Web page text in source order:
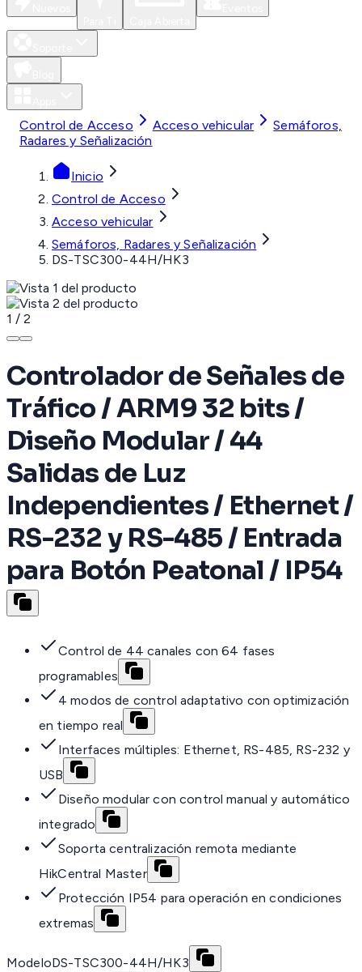
Control de Acceso Acceso vehicular
Semáforos,
Radares y Señalización
Inicio
Control de Acceso
Acceso vehicular
Semáforos, Radares y Señalización
DS-TSC300-44H/HK3
1 / 2
Controlador de Señales de
Tráfico / ARM9 32 bits /
Diseño Modular / 44
Salidas de Luz
Independientes / Ethernet /
RS-232 y RS-485 / Entrada
para Botón Peatonal / IP54
Control de 44 canales con 64 fases
programables
4 modos de control adaptativo con optimización
en tiempo real
Interfaces múltiples: Ethernet, RS-485, RS-232 y
USB
Diseño modular con control manual y automático
integrado
Soporta centralización remota mediante
HikCentral Master
Protección IP54 para operación en condiciones
extremas
ModeloDS-TSC300-44H/HK3